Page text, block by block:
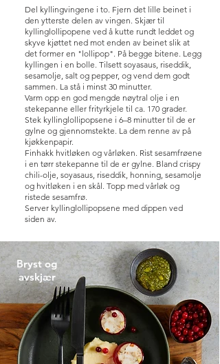
Del kyllingvingene i to. Fjern det lille beinet i
den ytterste delen av vingen. Skjær til
kyllinglollipopene ved å kutte rundt leddet og
skyve kjøttet ned mot enden av beinet slik at
det former en "lollipop". På begge bitene. Legg
kyllingen i en bolle. Tilsett soyasaus, riseddik,
sesamolje, salt og pepper, og vend dem godt
sammen. La stå i minst 30 minutter.
Varm opp en god mengde nøytral olje i en
stekepanne eller frityrkjele til ca. 170 grader.
Stek kyllinglollipopsene i 6–8 minutter til de er
gylne og gjennomstekte. La dem renne av på
kjøkkenpapir.
Finhakk hvitløken og vårløken. Rist sesamfrøene
i en tørr stekepanne til de er gylne. Bland crispy
chili-olje, soyasaus, riseddik, honning, sesamolje
og hvitløken i en skål. Topp med vårløk og
ristede sesamfrø.
Server kyllinglollipopsene med dippen ved
siden av.
Bryst og
avskjær